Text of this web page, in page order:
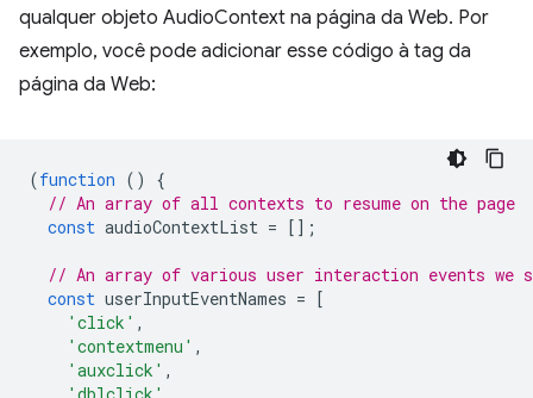
qualquer objeto AudioContext na página da Web. Por
exemplo, você pode adicionar esse código à tag da
página da Web:
(function ()
{
// An array of all contexts to resume on the page
const audioContextList = [];
// An array of various user interaction events we
const userInputEventNames = [
'click' ,
'contextmenu' ,
'auxclick' ,